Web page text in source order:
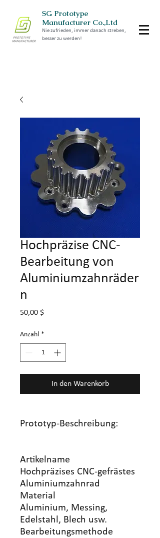
SG Prototype
Manufacturer Co.,Ltd
Nie zufrieden, immer danach streben,
besser zu werden!
Hochpräzise CNC-
Bearbeitung von
Aluminiumzahnräder
n
50,00 $Preis
Anzahl *
In den Warenkorb
Prototyp-Beschreibung:
Artikelname
Hochpräzises CNC-gefrästes
Aluminiumzahnrad
Material
Aluminium, Messing,
Edelstahl, Blech usw.
Bearbeitungsmethode